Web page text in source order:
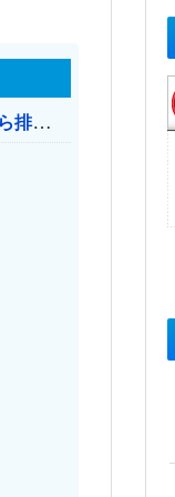
共産党「これは酷い…京都市でマイナンバーカードを持たない29万人がポイント給付事業から排除された」